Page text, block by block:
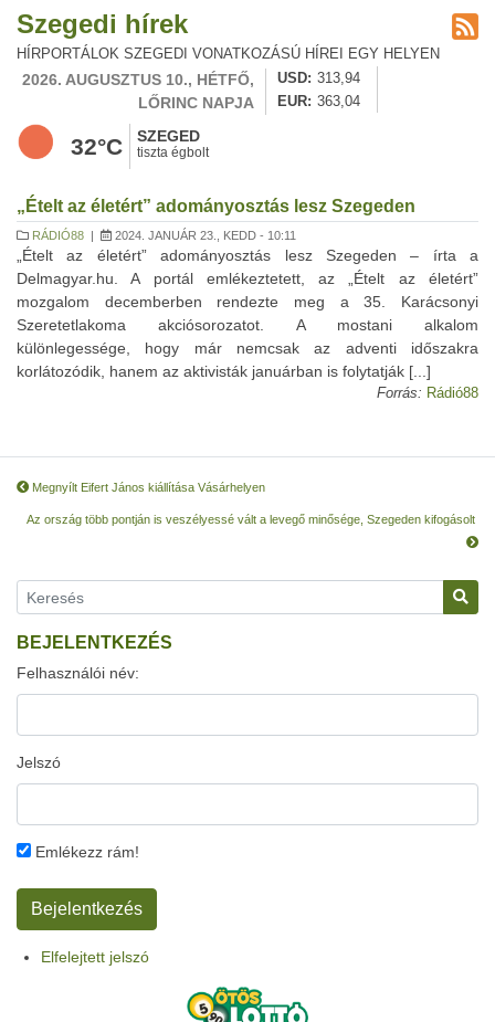
Szegedi hírek
HÍRPORTÁLOK SZEGEDI VONATKOZÁSÚ HÍREI EGY HELYEN
2026. AUGUSZTUS 10., HÉTFŐ,
LŐRINC NAPJA
USD
313,94
EUR
363,04
32°C SZEGED
tiszta égbolt
„Ételt az életért” adományosztás lesz Szegeden
RÁDIÓ88 | 2024. JANUÁR 23., KEDD - 10:11
„Ételt az életért” adományosztás lesz Szegeden – írta a
Delmagyar.hu. A portál emlékeztetett, az „Ételt az életért”
mozgalom decemberben rendezte meg a 35. Karácsonyi
Szeretetlakoma akciósorozatot. A mostani alkalom
különlegessége, hogy már nemcsak az adventi időszakra
korlátozódik, hanem az aktivisták januárban is folytatják [...]
Forrás: Rádió88
Megnyílt Eifert János kiállítása Vásárhelyen
Az ország több pontján is veszélyessé vált a levegő minősége, Szegeden kifogásolt
BEJELENTKEZÉS
Felhasználói név:
Jelszó
Emlékezz rám!
Elfelejtett jelszó